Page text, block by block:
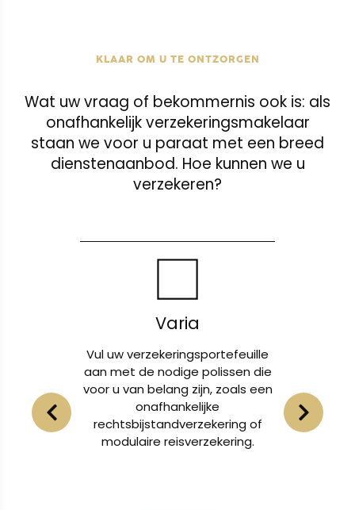
KLAAR OM U TE ONTZORGEN
Wat uw vraag of bekommernis ook is: als
onafhankelijk verzekeringsmakelaar
staan we voor u paraat met een breed
dienstenaanbod. Hoe kunnen we u
verzekeren?
Varia
Vul uw verzekeringsportefeuille
aan met de nodige polissen die
voor u van belang zijn, zoals een
onafhankelijke
rechtsbijstandverzekering of
modulaire reisverzekering.